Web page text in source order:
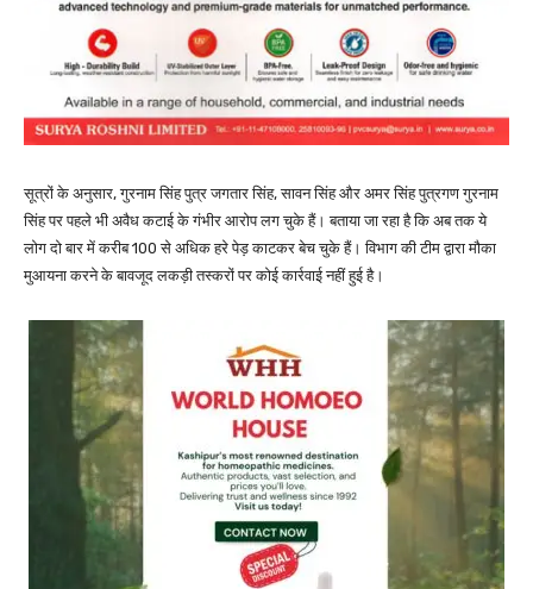
सूत्रों के अनुसार, गुरनाम सिंह पुत्र जगतार सिंह, सावन सिंह और अमर सिंह पुत्रगण गुरनाम
सिंह पर पहले भी अवैध कटाई के गंभीर आरोप लग चुके हैं। बताया जा रहा है कि अब तक ये
लोग दो बार में करीब 100 से अधिक हरे पेड़ काटकर बेच चुके हैं। विभाग की टीम द्वारा मौका
मुआयना करने के बावजूद लकड़ी तस्करों पर कोई कार्रवाई नहीं हुई है।